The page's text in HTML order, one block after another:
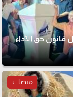
قانون حق الأداء
منصات